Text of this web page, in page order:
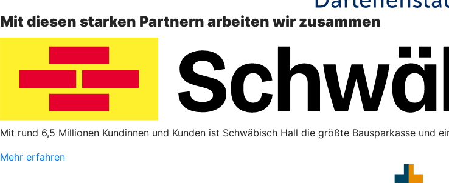
Mit diesen starken Partnern arbeiten wir zusammen
Mit rund 6,5 Millionen Kundinnen und Kunden ist Schwäbisch Hall die größte Bausparkasse und
Mehr erfahren